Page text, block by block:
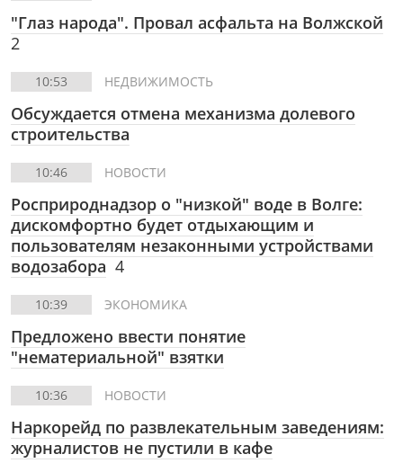
"Глаз народа". Провал асфальта на Волжской
2
10:53 НЕДВИЖИМОСТЬ
Обсуждается отмена механизма долевого
строительства
10:46 НОВОСТИ
Росприроднадзор о "низкой" воде в Волге:
дискомфортно будет отдыхающим и
пользователям незаконными устройствами
водозабора 4
10:39 ЭКОНОМИКА
Предложено ввести понятие
"нематериальной" взятки
10:36 НОВОСТИ
Наркорейд по развлекательным заведениям:
журналистов не пустили в кафе